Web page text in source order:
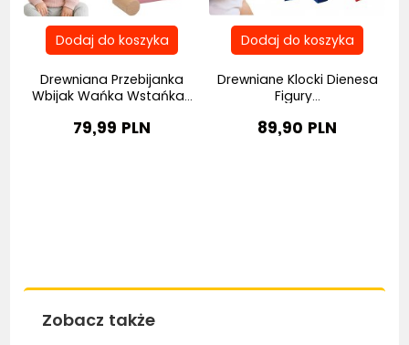
Drewniana Przebijanka
Wbijak Wańka Wstańka...
79,99 PLN
Drewniane Klocki Dienesa
Figury...
89,90 PLN
Zobacz także